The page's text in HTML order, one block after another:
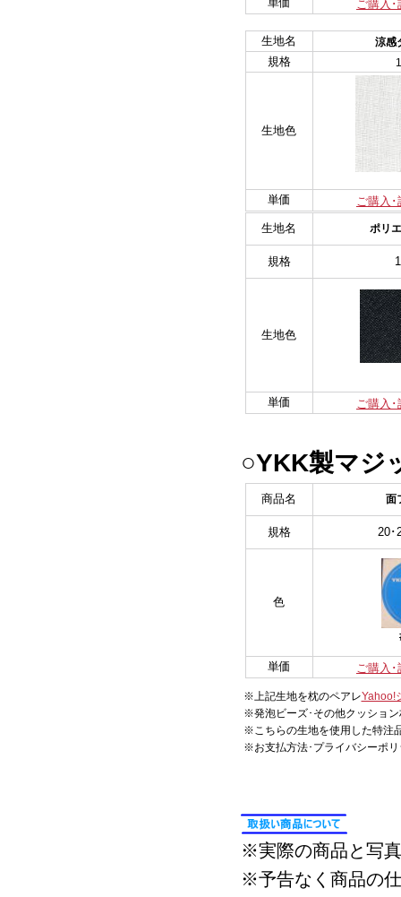
ご購入･
生地名 涼感
規格
生地色
単価
ご購入･
生地名
ポリ
規格
生地色
単価 ご購入･
○YKK製マジ
商品名 面
規格 20･
色
単価 ご購入･
※上記生地を枕のペアレYahoo!
※発泡ビーズ･その他クッショ
※こちらの生地を使用した特注
※お支払方法･プライバシーポ
※実際の商品と写
※予告なく商品の